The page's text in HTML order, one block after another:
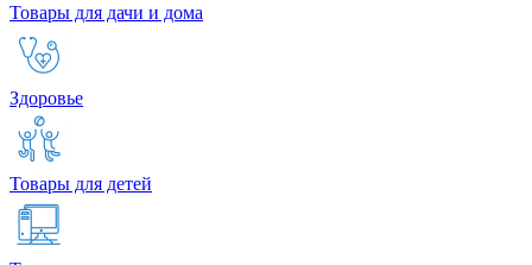
Товары для дачи и дома
Здоровье
Товары для детей